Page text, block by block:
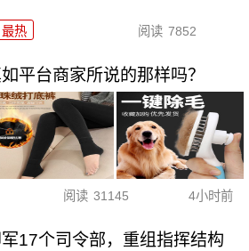
最热 阅读 7852
平台商家所说的那样吗？
阅读 31145 4小时前
17个司令部，重组指挥结构